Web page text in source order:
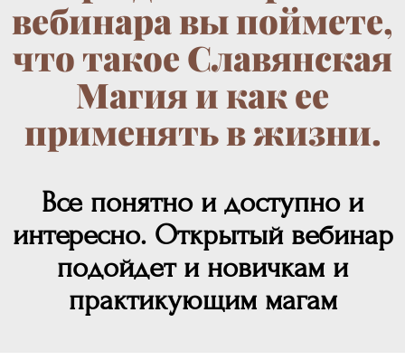
вебинара вы поймете,
что такое Славянская
Магия и как ее
применять в жизни.
Все понятно и доступно и
интересно. Открытый вебинар
подойдет и новичкам и
практикующим магам